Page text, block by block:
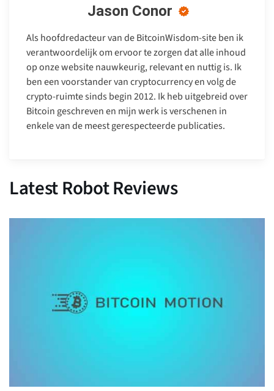
Jason Conor
Als hoofdredacteur van de BitcoinWisdom-site ben ik
verantwoordelijk om ervoor te zorgen dat alle inhoud
op onze website nauwkeurig, relevant en nuttig is. Ik
ben een voorstander van cryptocurrency en volg de
crypto-ruimte sinds begin 2012. Ik heb uitgebreid over
Bitcoin geschreven en mijn werk is verschenen in
enkele van de meest gerespecteerde publicaties.
Latest Robot Reviews